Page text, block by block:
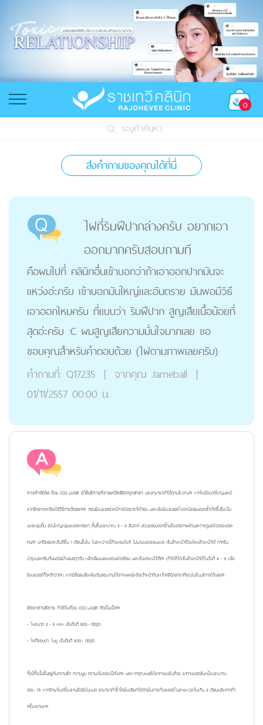
0
ระบุคำค้นหา
ส่งคำถามของคุณได้ที่นี่
ไฝที่ริมฝีปากล่างครับ อยากเอา
ออกมากครับสอบถามที
คือผมไปที่ คลินิกอื่นเข้าบอกว่าถ้าเอาออกปากมันจะ
แหว่งอ่ะครับ เข้าบอกมันใหญ่และอันตราย มันพอมีวิธี
เอาออกไหมครับ ที่แบบว่า ริมฝีปาก สูญเสียเนื้อน้อยที่
สุดอ่ะครับ :C ผมสูญเสียความมั่นใจมากเลย ขอ
ขอบคุณสำหรับคำตอบด้วย (ไฝตามภาพเลยครับ)
คำถามที่: Q17235 | จากคุณ Jameball |
01/11/2557 00:00 น.
การกำจัดไฝ ด้วย CO2 LASER มีให้บริการที่ราชเทวีคลินิกทุกสาขา และสามารถทำได้ทุกบริเวณค่ะ หากไฝมีขนาดใหญ่และมี
รากลึกอาจจะต้องใช้วิธีการตัดออกค่ะ ก่อนยิงเลเซอร์จะมีการปิดยาชาให้ก่อน และหลังยิงเลเซอร์ไฝจะมีรอยแดงคล้ำเกิดขึ้นซึ่งเป็น
แผลหลุมตื้น ส่วนใหญ่หลุมแผลจะค่อยๆ ตื้นขึ้นประมาณ 3 - 4 สัปดาห์ ส่วนรอยแดงคล้ำแล้วแต่สภาพผิวและการดูแลผิวของแต่ละ
คนค่ะ ปกติรอยจะเริ่มดีขึ้น 1 เดือนขึ้นไป ในระหว่างนี้ถ้าแผลแห้งดี ไม่บวมแดงรอบแผล เริ่มล้างหน้าด้วยโฟมล้างหน้าได้ ทาครีม
บำรุงและครีมกันแดดสม่ำเสมอทุกวัน หลีกเลี่ยงแสงแดดและไอร้อน และเริ่มแต่งหน้าได้ค่ะ (ถ้าให้ดีให้เริ่มล้างหน้าได้ในวันที่ 4 - 5 หลัง
ยิงเลเซอร์ก็จะดีกว่าค่ะ) หากมีข้อสงสัยเพิ่มเติมสอบถามได้จากแพทย์หรือเจ้าหน้าที่ประจำคลินิกสาขาที่คุณไปรับบริการได้เลยค่ะ
อัตราค่าบริการ กำจัดไฝด้วย CO2 LASER คิดเป็นเม็ดค่ะ
- ไฝขนาด 3 - 5 mm. เริ่มต้นที่ 500.- ต่อจุด
- ไฝที่ขอบตา, ใบหู เริ่มต้นที่ 800.- ต่อจุด
ทั้งนี้ทั้งนั้นขึ้นอยู่กับความลึก ความนูน ความเข้มของเม็ดไฝค่ะ และหากคุณหมอให้ยาทาแผลไปด้วย ยาทาแผลตลับหนึ่งประมาณ
100.- ค่ะ หากรักษาไปครั้งแรกแล้วยังไม่หมด สามารถทำซ้ำโดยไม่เสียค่าใช้จ่ายในการทำเลเซอร์ในระยะเวลาไม่เกิน 3 เดือนหลังจากทำ
ครั้งแรกนะคะ